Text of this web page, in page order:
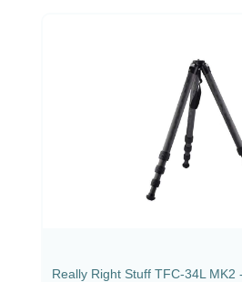
Really Right Stuff TFC-34L MK2